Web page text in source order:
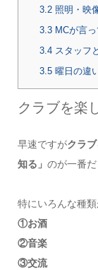
3.2照明・映
3.3MCが言っ
3.4スタッフ
3.5曜日の違
クラブを楽
早速ですがクラ
知る」 のが一番だ
特にいろんな種
①お酒
②音楽
③交流